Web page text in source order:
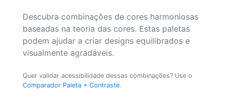
Descubra combinações de cores harmoniosas
baseadas na teoria das cores. Estas paletas
podem ajudar a criar designs equilibrados e
visualmente agradáveis.
Quer validar acessibilidade dessas combinações? Use o
Comparador Paleta + Contraste.